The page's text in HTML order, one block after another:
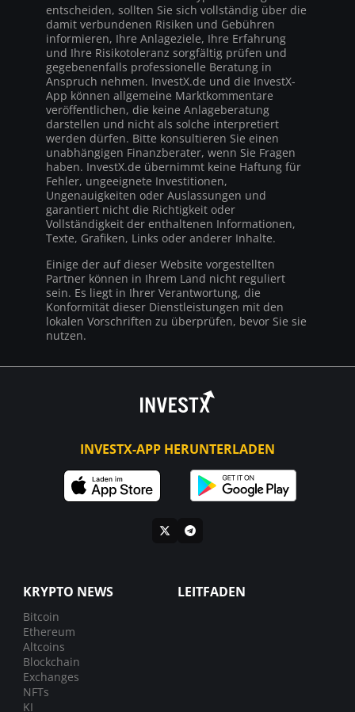
entscheiden, sollten Sie sich vollständig über die
damit verbundenen Risiken und Gebühren
informieren, Ihre Anlageziele, Ihre Erfahrung
und Ihre Risikotoleranz sorgfältig prüfen und
gegebenenfalls professionelle Beratung in
Anspruch nehmen. InvestX.de und die InvestX-
App können allgemeine Marktkommentare
veröffentlichen, die keine Anlageberatung
darstellen und nicht als solche interpretiert
werden dürfen. Bitte konsultieren Sie einen
unabhängigen Finanzberater, wenn Sie Fragen
haben. InvestX.de übernimmt keine Haftung für
Fehler, ungeeignete Investitionen,
Ungenauigkeiten oder Auslassungen und
garantiert nicht die Richtigkeit oder
Vollständigkeit der enthaltenen Informationen,
Texte, Grafiken, Links oder anderer Inhalte.
Einige der auf dieser Website vorgestellten
Partner können in Ihrem Land nicht reguliert
sein. Es liegt in Ihrer Verantwortung, die
Konformität dieser Dienstleistungen mit den
lokalen Vorschriften zu überprüfen, bevor Sie sie
nutzen.
INVESTX-APP HERUNTERLADEN
KRYPTO NEWS
Bitcoin
Ethereum
Altcoins
Blockchain
Exchanges
NFTs
KI
LEITFADEN